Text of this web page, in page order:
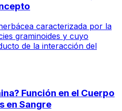
caracterizada por la
graminoides y cuyo
de la interacción del
Función en el Cuerpo
en Sangre